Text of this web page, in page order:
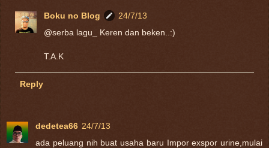
Boku no Blog
24/7/13
@serba lagu_ Keren dan beken..:)
T.A.K
Reply
dedetea66 24/7/13
ada peluang nih buat usaha baru Impor exspor urine,mulai